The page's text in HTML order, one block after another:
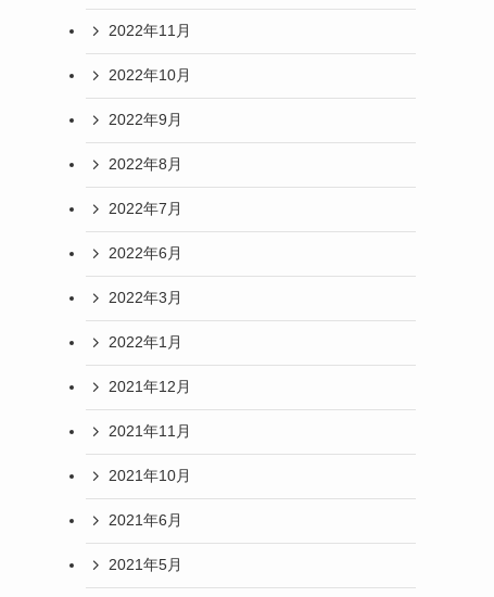
2022年11月
2022年10月
2022年9月
2022年8月
2022年7月
2022年6月
2022年3月
2022年1月
2021年12月
2021年11月
2021年10月
2021年6月
2021年5月